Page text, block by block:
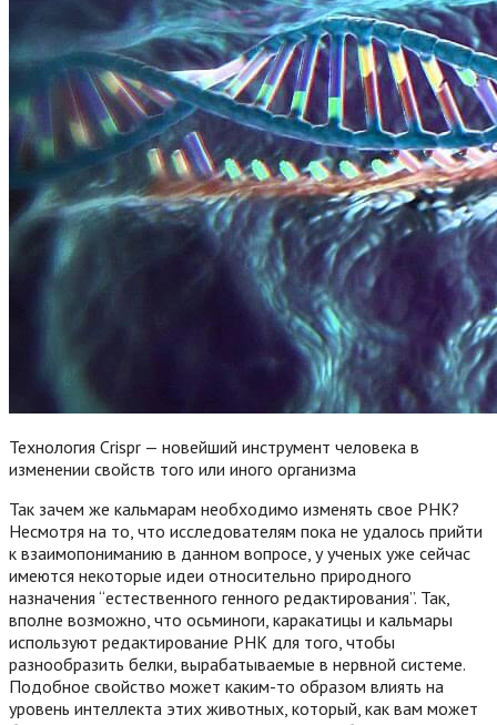
Технология Crispr — новейший инструмент человека в
изменении свойств того или иного организма
Так зачем же кальмарам необходимо изменять свое РНК?
Несмотря на то, что исследователям пока не удалось прийти
к взаимопониманию в данном вопросе, у ученых уже сейчас
имеются некоторые идеи относительно природного
назначения “естественного генного редактирования”. Так,
вполне возможно, что осьминоги, каракатицы и кальмары
используют редактирование РНК для того, чтобы
разнообразить белки, вырабатываемые в нервной системе.
Подобное свойство может каким-то образом влиять на
уровень интеллекта этих животных, который, как вам может